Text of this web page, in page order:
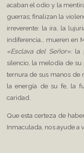
acaban el odio y la
guerras; finalizan la
irreverente: la ira, la
indiferencia… mueren en
«Esclava del Señor»: la
silencio, la melodía de
ternura de sus manos de
la energía de su fe, la
caridad.
Que esta certeza de
Inmaculada, nos ayude a